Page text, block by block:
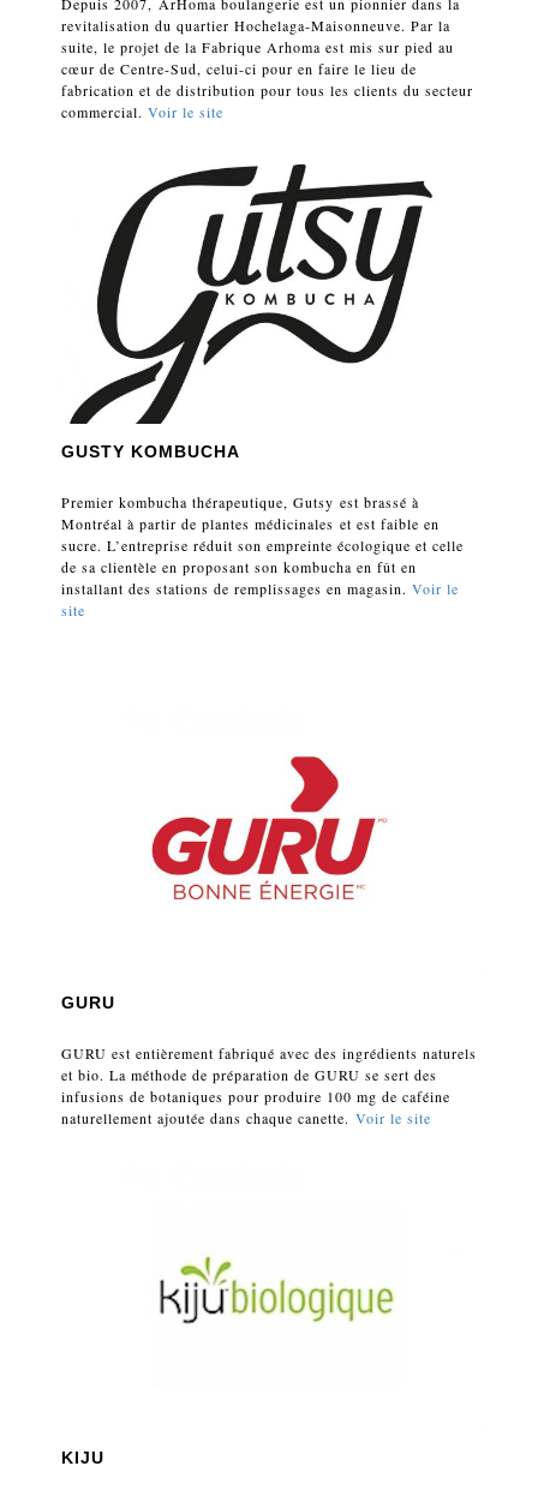
revitalisation du quartier Hochelaga-Maisonneuve. Par la
suite, le projet de la Fabrique Arhoma est mis sur pied au
cœur de Centre-Sud, celui-ci pour en faire le lieu de
fabrication et de distribution pour tous les clients du secteur
commercial. Voir le site
GUSTY KOMBUCHA
Premier kombucha thérapeutique, Gutsy est brassé à
Montréal à partir de plantes médicinales et est faible en
sucre. L’entreprise réduit son empreinte écologique et celle
de sa clientèle en proposant son kombucha en fût en
installant des stations de remplissages en magasin. Voir le
site
GURU
GURU est entièrement fabriqué avec des ingrédients naturels
et bio. La méthode de préparation de GURU se sert des
infusions de botaniques pour produire 100 mg de caféine
naturellement ajoutée dans chaque canette. Voir le site
KIJU